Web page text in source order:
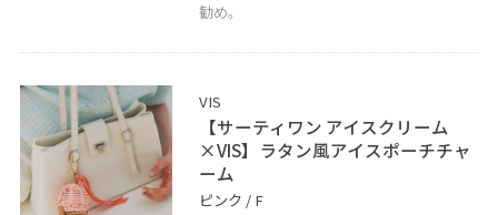
勧め。
VIS
【サーティワン アイスクリーム
×VIS】ラタン風アイスポーチチャ
ーム
ピンク / F